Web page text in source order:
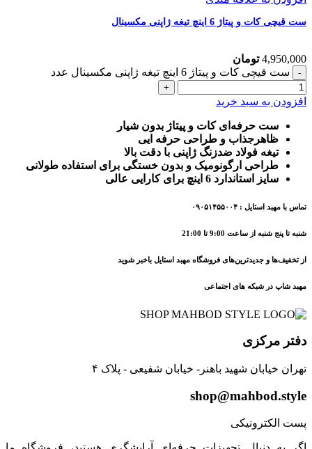
ست قیچی کات و پیتاژ 6 اینچ تیغه ژاپنی مکسینال
4,950,000 تومان
ست قیچی کات و پیتاژ 6 اینچ تیغه ژاپنی مکسینال عدد
افزودن به سبد خرید
ست حرفه‌ای کات و پیتاژ بدون شیار
ظاهرجذاب و طراحی حرفه ایی
تیغه فولاد ضدزنگ ژاپنی با دقت بالا
طراحی ارگونومیک و بدون خستگی برای استفاده طولانی
سایز استاندارد 6 اینچ برای کارایی عالی
تماس با مهبد استایل : ۰۹۰۵۱۴۵۵۰۰۴
شنبه تا پنج شنبه از ساعت 9:00 تا 21:00
از تخفیف‌ها و جدیدترین‌های فروشگاه مهبد استایل باخبر شوید
مهبد شاپ در شبکه های اجتماعی
دفتر مرکزی
تهران خیابان شهید باهنر- خیابان شفیعی - پلاک ۴
shop@mahbod.style
پست الکترونیکی